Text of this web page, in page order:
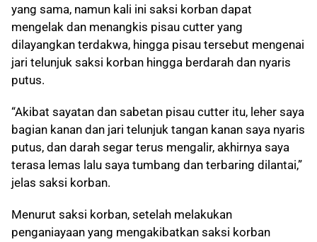
yang sama, namun kali ini saksi korban dapat
mengelak dan menangkis pisau cutter yang
dilayangkan terdakwa, hingga pisau tersebut mengenai
jari telunjuk saksi korban hingga berdarah dan nyaris
putus.
“Akibat sayatan dan sabetan pisau cutter itu, leher saya
bagian kanan dan jari telunjuk tangan kanan saya nyaris
putus, dan darah segar terus mengalir, akhirnya saya
terasa lemas lalu saya tumbang dan terbaring dilantai,”
jelas saksi korban.
Menurut saksi korban, setelah melakukan
penganiayaan yang mengakibatkan saksi korban